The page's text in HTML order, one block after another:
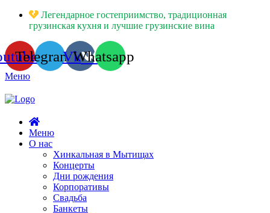
Легендарное гостеприимство, традиционная
грузинская кухня и лучшие грузинские вина
TelegramVkWhatsapp
Меню
Меню
О нас
Хинкальная в Мытищах
Концерты
Дни рождения
Корпоративы
Свадьба
Банкеты